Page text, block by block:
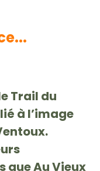
Trail du
à l’image
que Au Vieux